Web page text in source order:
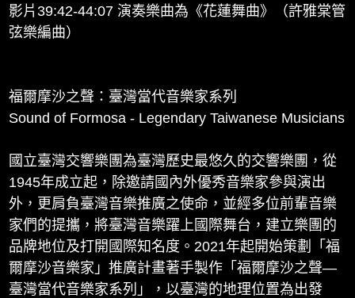
影片39:42-44:07 演奏樂曲為《花蓮舞曲》（許雅棠管
弦樂編曲）
福爾摩沙之聲：臺灣當代音樂家系列
Sound of Formosa - Legendary Taiwanese Musicians
國立臺灣交響樂團為臺灣歷史最悠久的交響樂團，從
1945年成立起，除邀請國內外優秀音樂家參與演出
外，更肩負臺灣音樂推廣之使命，並經多位前輩音樂
家們的提攜，將臺灣音樂躍上國際舞台，建立樂團的
品牌地位及打開國際知名度。2021年起開始策劃「福
爾摩沙音樂家」推廣計畫著手製作「福爾摩沙之聲—
臺灣當代音樂家系列」，以臺灣的地理位置為出發